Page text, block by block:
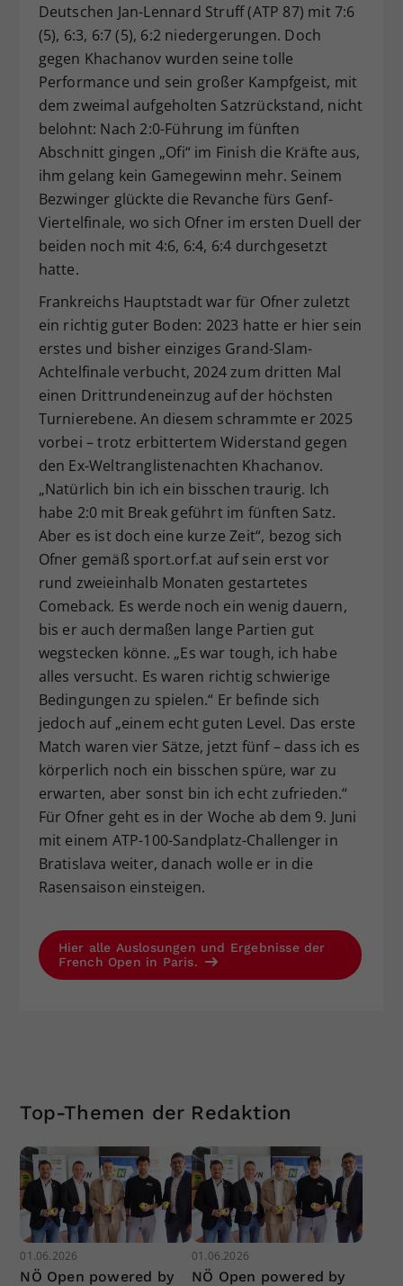
Deutschen Jan-Lennard Struff (ATP 87) mit 7:6
(5), 6:3, 6:7 (5), 6:2 niedergerungen. Doch
gegen Khachanov wurden seine tolle
Performance und sein großer Kampfgeist, mit
dem zweimal aufgeholten Satzrückstand, nicht
belohnt: Nach 2:0-Führung im fünften
Abschnitt gingen „Ofi“ im Finish die Kräfte aus,
ihm gelang kein Gamegewinn mehr. Seinem
Bezwinger glückte die Revanche fürs Genf-
Viertelfinale, wo sich Ofner im ersten Duell der
beiden noch mit 4:6, 6:4, 6:4 durchgesetzt
hatte.
Frankreichs Hauptstadt war für Ofner zuletzt
ein richtig guter Boden: 2023 hatte er hier sein
erstes und bisher einziges Grand-Slam-
Achtelfinale verbucht, 2024 zum dritten Mal
einen Drittrundeneinzug auf der höchsten
Turnierebene. An diesem schrammte er 2025
vorbei – trotz erbittertem Widerstand gegen
den Ex-Weltranglistenachten Khachanov.
„Natürlich bin ich ein bisschen traurig. Ich
habe 2:0 mit Break geführt im fünften Satz.
Aber es ist doch eine kurze Zeit“, bezog sich
Ofner gemäß sport.orf.at auf sein erst vor
rund zweieinhalb Monaten gestartetes
Comeback. Es werde noch ein wenig dauern,
bis er auch dermaßen lange Partien gut
wegstecken könne. „Es war tough, ich habe
alles versucht. Es waren richtig schwierige
Bedingungen zu spielen.“ Er befinde sich
jedoch auf „einem echt guten Level. Das erste
Match waren vier Sätze, jetzt fünf – dass ich es
körperlich noch ein bisschen spüre, war zu
erwarten, aber sonst bin ich echt zufrieden.“
Für Ofner geht es in der Woche ab dem 9. Juni
mit einem ATP-100-Sandplatz-Challenger in
Bratislava weiter, danach wolle er in die
Rasensaison einsteigen.
Hier alle Auslosungen und Ergebnisse der
French Open in Paris.
Top-Themen der Redaktion
01.06.2026
NÖ Open powered by
01.06.2026
NÖ Open powered by